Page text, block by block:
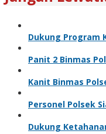
Dukung Program
Panit 2 Binmas
Kanit Binmas
Personel Polsek
Dukung